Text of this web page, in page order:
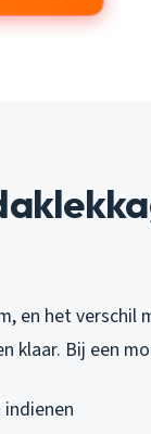
en het verschil
klaar. Bij een